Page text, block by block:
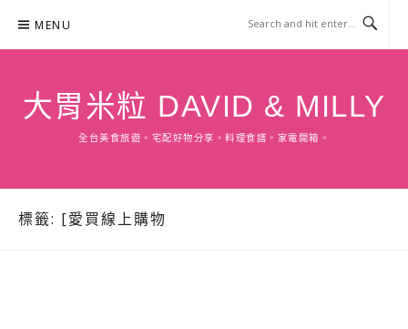
content
MENU
大胃米粒 DAVID & MILLY
全台美食旅遊。宅配好物分享。料理食譜。家電開箱。
標籤: [愛買線上購物